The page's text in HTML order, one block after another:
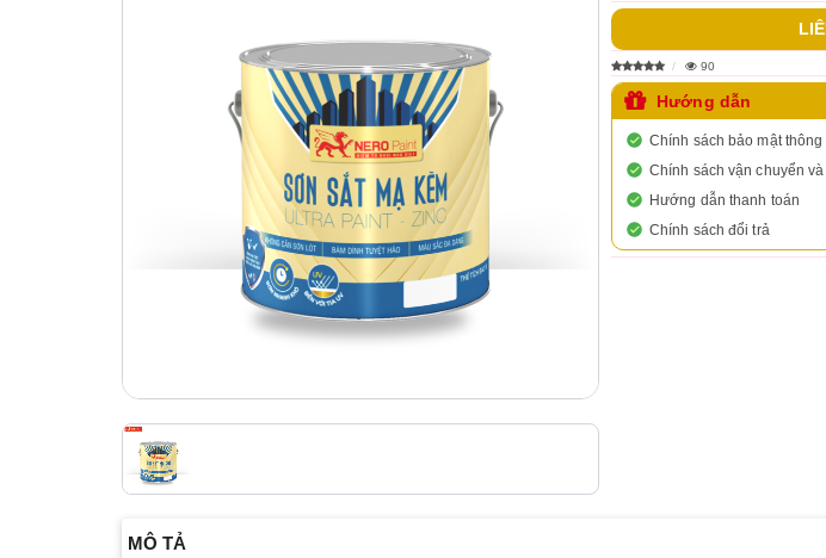
90
Hướng dẫn
Chính sách bảo mật thông
Chính sách vận chuyển
Hướng dẫn thanh toán
Chính sách đổi trả
MÔ TẢ